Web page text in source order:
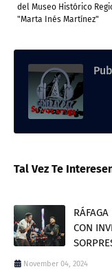
del Museo Histórico
"Marta Inés Martínez"
Tal Vez Te
CON
November 04, 2024